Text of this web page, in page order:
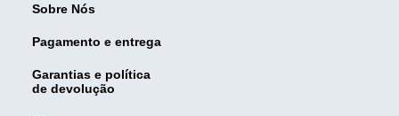
Sobre Nós
Pagamento e entrega
Garantias e política
de devolução